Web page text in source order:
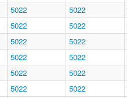
5022 5022
5022 5022
5022 5022
5022 5022
5022 5022
5022 5022